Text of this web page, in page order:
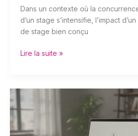
Dans un contexte où la
d’un stage s’intensifie, l’impact
de stage bien conçu
Lire la suite »
accéder